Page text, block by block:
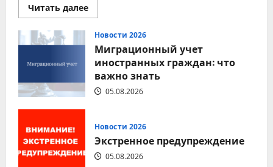
Читать далееПрочитать
больше
Соблюдение
правил
дорожного
движения
—
залог
безопасности
каждого
Новости 2026
Миграционный учет
иностранных граждан: что
важно знать
05.08.2026
Новости 2026
Экстренное предупреждение
05.08.2026